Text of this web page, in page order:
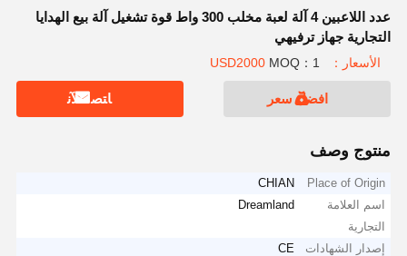
عدد اللاعبين 4 آلة لعبة مخلب 300 واط قوة تشغيل آلة بيع الهدايا
التجارية جهاز ترفيهي
الأسعار：USD2000 MOQ：1
افضل سعر ﺎﺘﺼﻟ ﺍﻶﻧ
منتوج وصف
Place of Origin
CHIAN
اسم العلامة
التجارية
Dreamland
إصدار الشهادات
CE